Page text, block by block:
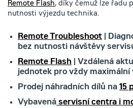
Remote Flash, díky čemuž lze řadu
nutnosti výjezdu technika.
Remote Troubleshoot |
bez nutnosti návštěvy
Remote Flash | Vzdálená
jednotek pro vždy maximální
Prodej náhradních dílů na 15
Vybavená servisní centra i